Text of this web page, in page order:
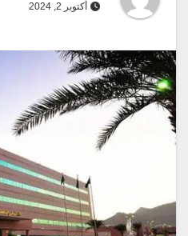
أكتوبر 2, 2024